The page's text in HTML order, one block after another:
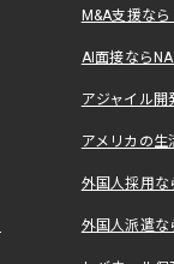
M&A支援な
AI面接なら
アジャイル
アメリカの
外国人採用
外国人派遣な